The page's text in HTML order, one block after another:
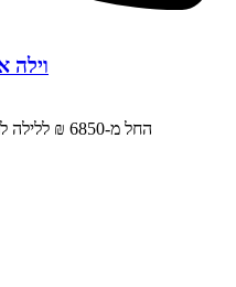
וילה
החל מ-‏6850 ₪ ללילה למזמינים 3 לילות בסופ"ש הקרוב